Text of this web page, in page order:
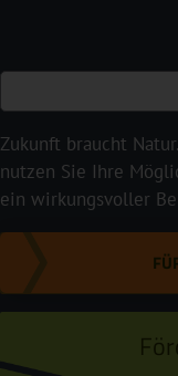
Zukunft braucht
nutzen Sie Ihre
ein wirkungsvoller